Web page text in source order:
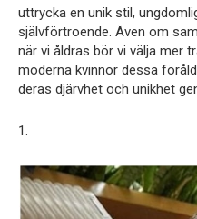
uttrycka en unik stil,
självförtroende. Även om
när vi åldras bör vi välja mer
moderna kvinnor dessa
deras djärvhet och unikhet
1.